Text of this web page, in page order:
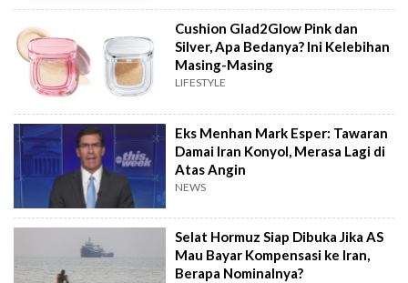
Cushion Glad2Glow Pink dan
Silver, Apa Bedanya? Ini Kelebihan
Masing-Masing
LIFESTYLE
Eks Menhan Mark Esper: Tawaran
Damai Iran Konyol, Merasa Lagi di
Atas Angin
NEWS
Selat Hormuz Siap Dibuka Jika AS
Mau Bayar Kompensasi ke Iran,
Berapa Nominalnya?